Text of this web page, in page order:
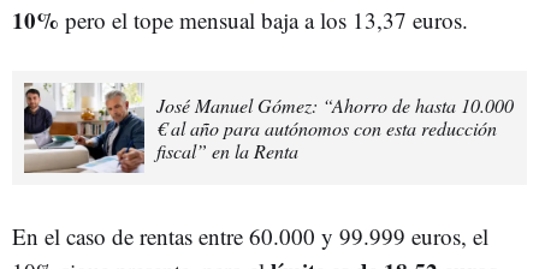
10% pero el tope mensual baja a los 13,37 euros.
José Manuel Gómez: “Ahorro de hasta 10.000
€ al año para autónomos con esta reducción
fiscal” en la Renta
En el caso de rentas entre 60.000 y 99.999 euros, el